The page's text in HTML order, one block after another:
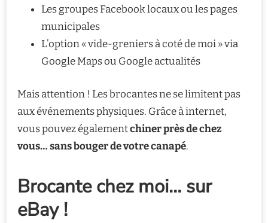
Les groupes Facebook locaux ou les pages
municipales
L’option « vide-greniers à coté de moi » via
Google Maps ou Google actualités
Mais attention ! Les brocantes ne se limitent pas
aux événements physiques. Grâce à internet,
vous pouvez égalementchiner près de chez
vous… sans bouger de votre canapé.
Brocante chez moi… sur
eBay !